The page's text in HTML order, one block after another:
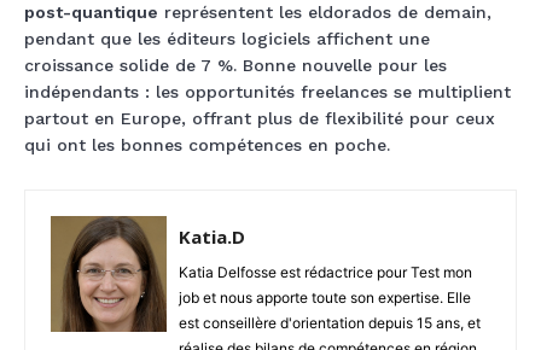
post-quantique représentent les eldorados de demain,
pendant que les éditeurs logiciels affichent une
croissance solide de 7 %. Bonne nouvelle pour les
indépendants : les opportunités freelances se multiplient
partout en Europe, offrant plus de flexibilité pour ceux
qui ont les bonnes compétences en poche.
Katia.D
Katia Delfosse est rédactrice pour Test mon
job et nous apporte toute son expertise. Elle
est conseillère d'orientation depuis 15 ans, et